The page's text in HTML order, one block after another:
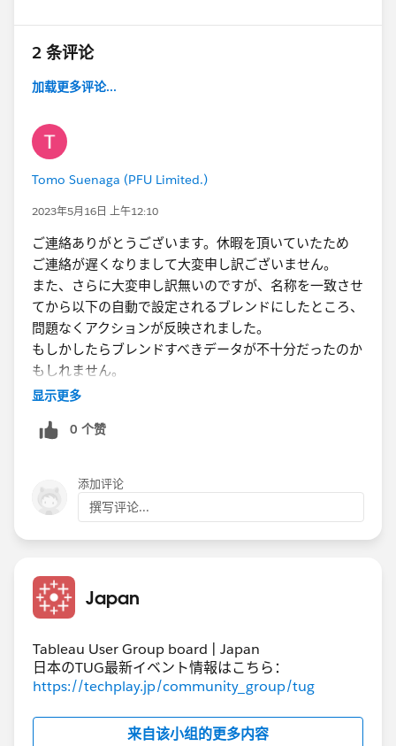
2 条评论
加载更多评论...
Tomo Suenaga (PFU Limited.)
2023年5月16日 上午12:10
ご連絡ありがとうございます。休暇を頂いていたため
ご連絡が​遅くなりまして大変申し訳ございません。
また、さらに大変申し訳無いのですが、名称を一致させ
てから以下の自動で設定されるブレンドにしたところ、
問題なくアクションが反映されました。
もしかしたらブレンドすべきデータが不十分だったのか
もしれません。
前回設定時はカスタムで一行だけのブレンドとしました
複数の日付バリエーションがブレンドされています。
ブレンド設定​
显示更多
0 个赞
添加评论
撰写评论...
Japan
Tableau User Group board | Japan
日本のTUG最新イベント情報はこちら：
https://techplay.jp/community_group/tug
来自该小组的更多内容